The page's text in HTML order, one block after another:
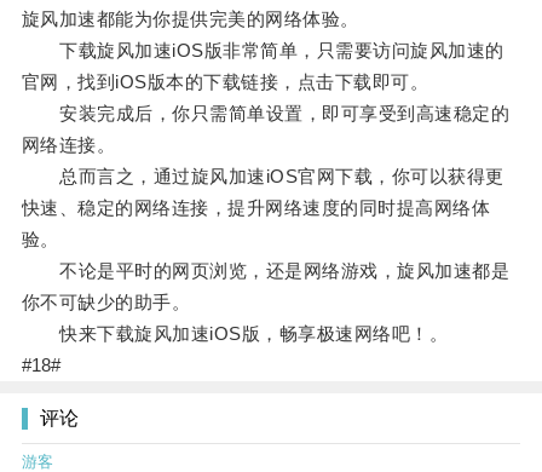
旋风加速都能为你提供完美的网络体验。
下载旋风加速iOS版非常简单，只需要访问旋风加速的
官网，找到iOS版本的下载链接，点击下载即可。
安装完成后，你只需简单设置，即可享受到高速稳定的
网络连接。
总而言之，通过旋风加速iOS官网下载，你可以获得更
快速、稳定的网络连接，提升网络速度的同时提高网络体
验。
不论是平时的网页浏览，还是网络游戏，旋风加速都是
你不可缺少的助手。
快来下载旋风加速iOS版，畅享极速网络吧！。
#18#
评论
游客